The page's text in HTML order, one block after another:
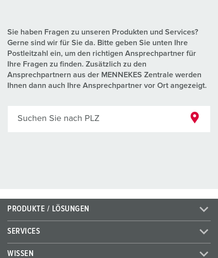
Sie haben Fragen zu unseren Produkten und Services?
Gerne sind wir für Sie da. Bitte geben Sie unten Ihre
Postleitzahl ein, um den richtigen Ansprechpartner für
Ihre Fragen zu finden. Zusätzlich zu den
Ansprechpartnern aus der MENNEKES Zentrale werden
Ihnen dann auch Ihre Ansprechpartner vor Ort angezeigt.
Suchen Sie nach PLZ
PRODUKTE / LÖSUNGEN
SERVICES
WISSEN